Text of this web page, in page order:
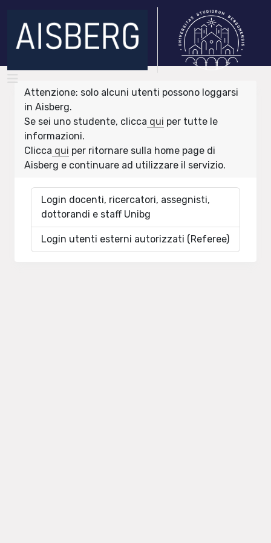
Attenzione: solo alcuni utenti possono loggarsi
in Aisberg.
Se sei uno studente, clicca qui per tutte le
informazioni.
Clicca qui per ritornare sulla home page di
Aisberg e continuare ad utilizzare il servizio.
Login docenti, ricercatori, assegnisti,
dottorandi e staff Unibg
Login utenti esterni autorizzati (Referee)